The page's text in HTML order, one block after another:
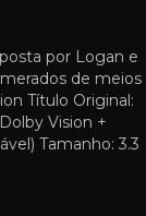
por Logan e
de meios
Título Original:
Vision +
Tamanho: 3.3